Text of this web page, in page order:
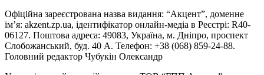
Офіційна зареєстрована назва видання: “Акцент”, доменне
ім’я: akzent.zp.ua, ідентифікатор онлайн-медіа в Реєстрі: R40-
06127. Поштова адреса: 49083, Україна, м. Дніпро, проспект
Слобожанський, буд. 40 А. Телефон: +38 (068) 859-24-88.
Головний редактор Чубукін Олександр